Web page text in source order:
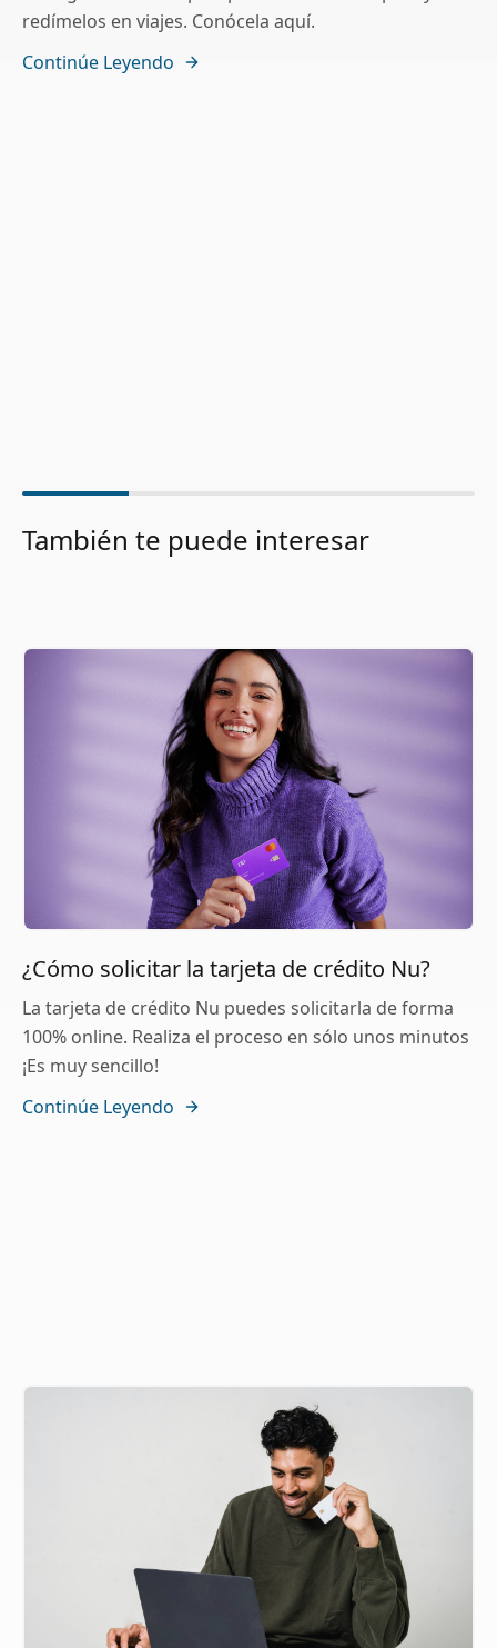
redímelos en viajes. Conócela aquí.
Continúe Leyendo
También te puede interesar
¿Cómo solicitar la tarjeta de crédito Nu?
La tarjeta de crédito Nu puedes solicitarla de forma
100% online. Realiza el proceso en sólo unos minutos
¡Es muy sencillo!
Continúe Leyendo